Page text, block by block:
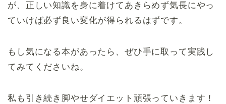
が、正しい知識を身に着けてあきらめず気長にやっ
ていけば必ず良い変化が得られるはずです。
もし気になる本があったら、ぜひ手に取って実践し
てみてくださいね。
私も引き続き脚やせダイエット頑張っていきます！